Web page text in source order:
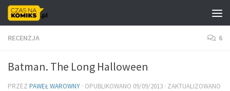
Skip to content
RECENZJA 6
Batman. The Long Halloween
PRZEZ PAWEŁ WAROWNY · OPUBLIKOWANO 09/09/2013 · ZAKTUALIZOWANO